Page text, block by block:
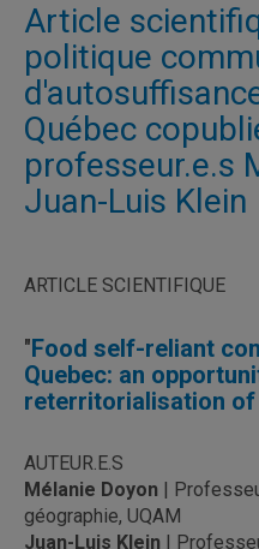
Article
politique
Québec
professeur.e.s
Juan-Luis Klein
ARTICLE SCIENTIFIQUE
"Food self-reliant
Quebec: an
reterritorialisation
AUTEUR.E.S
Mélanie Doyon |
géographie, UQAM
Juan-Luis Klein |